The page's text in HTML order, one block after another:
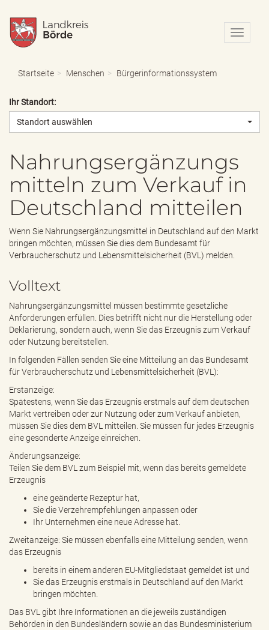
N
a
o
i
/
a
u
s
n
Startseite Menschen Bürgerinformationssystem
Ihr Standort:
Standort auswählen
Nahrungsergänzungs
mitteln zum Verkauf in
Deutschland mitteilen
Wenn Sie Nahrungsergänzungsmittel in Deutschland auf den Markt
bringen möchten, müssen Sie dies dem Bundesamt für
Verbraucherschutz und Lebensmittelsicherheit (BVL) melden.
Volltext
Nahrungsergänzungsmittel müssen bestimmte gesetzliche
Anforderungen erfüllen. Dies betrifft nicht nur die Herstellung oder
Deklarierung, sondern auch, wenn Sie das Erzeugnis zum Verkauf
oder Nutzung bereitstellen.
In folgenden Fällen senden Sie eine Mitteilung an das Bundesamt
für Verbraucherschutz und Lebensmittelsicherheit (BVL):
Erstanzeige:
Spätestens, wenn Sie das Erzeugnis erstmals auf dem deutschen
Markt vertreiben oder zur Nutzung oder zum Verkauf anbieten,
müssen Sie dies dem BVL mitteilen. Sie müssen für jedes Erzeugnis
eine gesonderte Anzeige einreichen.
Änderungsanzeige:
Teilen Sie dem BVL zum Beispiel mit, wenn das bereits gemeldete
Erzeugnis
eine geänderte Rezeptur hat,
Sie die Verzehrempfehlungen anpassen oder
Ihr Unternehmen eine neue Adresse hat.
Zweitanzeige: Sie müssen ebenfalls eine Mitteilung senden, wenn
das Erzeugnis
bereits in einem anderen EU-Mitgliedstaat gemeldet ist und
Sie das Erzeugnis erstmals in Deutschland auf den Markt
bringen möchten.
Das BVL gibt Ihre Informationen an die jeweils zuständigen
Behörden in den Bundesländern sowie an das Bundesministerium